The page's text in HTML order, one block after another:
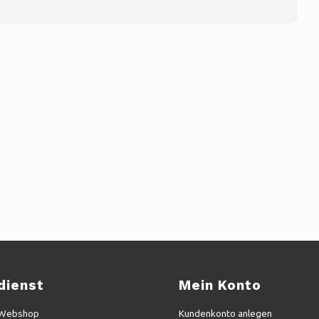
Mein Konto
Kundenkonto anlegen